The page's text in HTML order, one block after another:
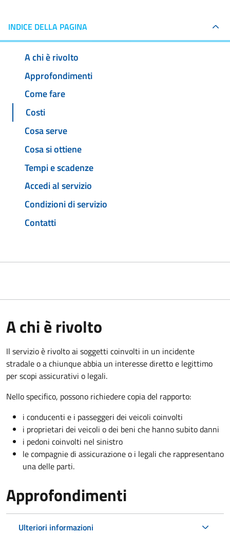
INDICE DELLA PAGINA
A chi è rivolto
Approfondimenti
Come fare
Costi
Cosa serve
Cosa si ottiene
Tempi e scadenze
Accedi al servizio
Condizioni di servizio
Contatti
A chi è rivolto
Il servizio è rivolto ai soggetti coinvolti in un incidente
stradale o a chiunque abbia un interesse diretto e legittimo
per scopi assicurativi o legali.
Nello specifico, possono richiedere copia del rapporto:
i conducenti e i passeggeri dei veicoli coinvolti
i proprietari dei veicoli o dei beni che hanno subito danni
i pedoni coinvolti nel sinistro
le compagnie di assicurazione o i legali che rappresentano
una delle parti.
Approfondimenti
Ulteriori informazioni